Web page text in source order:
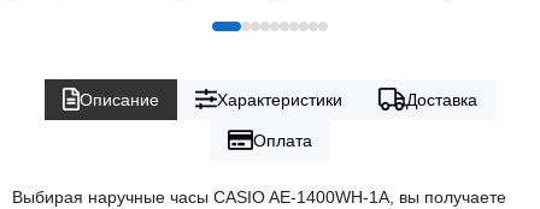
Описание Характеристики Доставка
Оплата
Выбирая наручные часы CASIO AE-1400WH-1A, вы получаете